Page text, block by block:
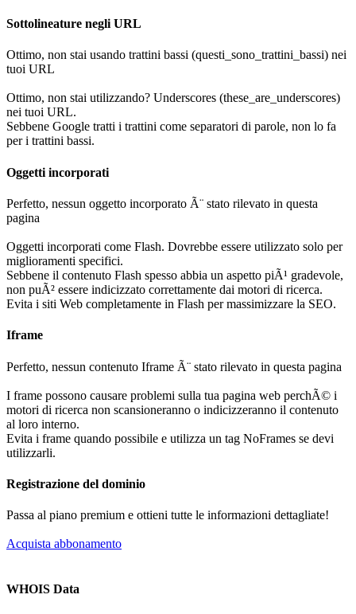
Sottolineature negli URL
Ottimo, non stai usando trattini bassi (questi_sono_trattini_bassi) nei
tuoi URL
Ottimo, non stai utilizzando? Underscores (these_are_underscores)
nei tuoi URL.
Sebbene Google tratti i trattini come separatori di parole, non lo fa
per i trattini bassi.
Oggetti incorporati
Perfetto, nessun oggetto incorporato Ã¨ stato rilevato in questa
pagina
Oggetti incorporati come Flash. Dovrebbe essere utilizzato solo per
miglioramenti specifici.
Sebbene il contenuto Flash spesso abbia un aspetto piÃ¹ gradevole,
non puÃ² essere indicizzato correttamente dai motori di ricerca.
Evita i siti Web completamente in Flash per massimizzare la SEO.
Iframe
Perfetto, nessun contenuto Iframe Ã¨ stato rilevato in questa pagina
I frame possono causare problemi sulla tua pagina web perchÃ© i
motori di ricerca non scansioneranno o indicizzeranno il contenuto
al loro interno.
Evita i frame quando possibile e utilizza un tag NoFrames se devi
utilizzarli.
Registrazione del dominio
Passa al piano premium e ottieni tutte le informazioni dettagliate!
Acquista abbonamento
WHOIS Data